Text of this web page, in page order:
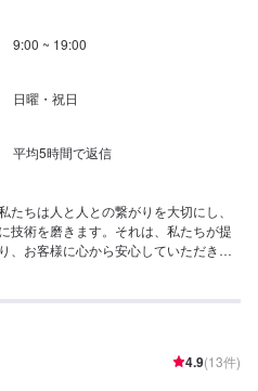
9:00 ~ 19:00
日曜・祝日
平均5時間で返信
たちは人と人との繋がりを大切にし、
技術を磨きます。それは、私たちが提
、お客様に心から安心していただき、
らも続けます。車両の購入、車検や修
ができているか」「お客様に喜んでも
4.9(13件)